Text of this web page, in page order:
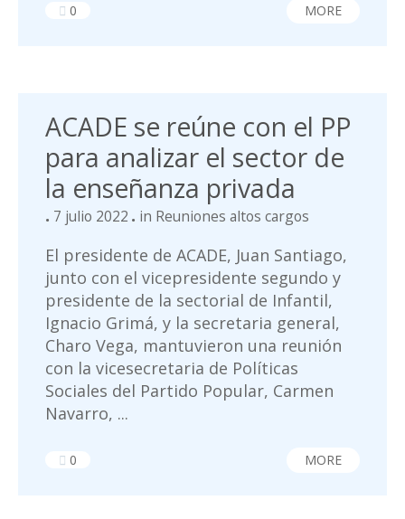
0 MORE
ACADE se reúne con el PP
para analizar el sector de
la enseñanza privada
7 julio 2022 in Reuniones altos cargos
El presidente de ACADE, Juan Santiago,
junto con el vicepresidente segundo y
presidente de la sectorial de Infantil,
Ignacio Grimá, y la secretaria general,
Charo Vega, mantuvieron una reunión
con la vicesecretaria de Políticas
Sociales del Partido Popular, Carmen
Navarro, ...
0 MORE